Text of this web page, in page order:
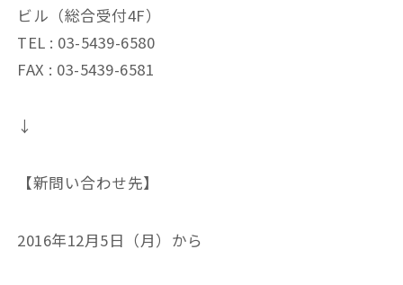
ビル（総合受付4F）
TEL : 03-5439-6580
FAX : 03-5439-6581
↓
【新問い合わせ先】
2016年12月5日（月）から